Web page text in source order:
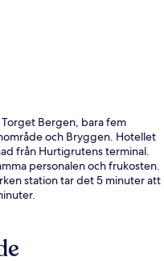
Bergen, bara fem
och Bryggen. Hotellet
från Hurtigrutens terminal.
personalen och frukosten.
station tar det 5 minuter att